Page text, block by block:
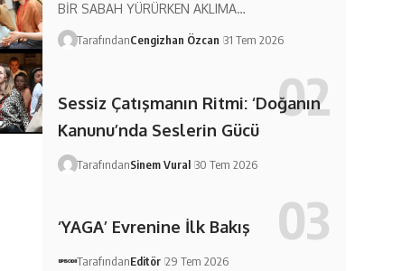
BİR SABAH YÜRÜRKEN AKLIMA…
TarafındanCengizhan Özcan 31 Tem 2026
Sessiz Çatışmanın Ritmi: ‘Doğanın
Kanunu’nda Seslerin Gücü
TarafındanSinem Vural 30 Tem 2026
‘YAGA’ Evrenine İlk Bakış
TarafındanEditör 29 Tem 2026